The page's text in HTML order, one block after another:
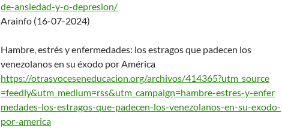
de-ansiedad-y-o-depresion/
Arainfo (16-07-2024)
Hambre, estrés y enfermedades: los estragos que padecen los
venezolanos en su éxodo por América
https://otrasvoceseneducacion.org/archivos/414365?utm_source
=feedly&utm_medium=rss&utm_ campaign=hambre-estres-y-enfer
medades-los-estragos-que-padecen-los-venezolanos-en-su-exodo-
por-america